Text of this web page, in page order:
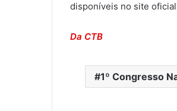
disponíveis no site
Da CTB
1º Congresso